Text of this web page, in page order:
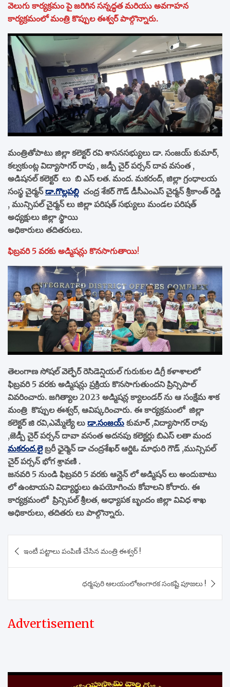
వెలుగు కార్యక్రమం పై జరిగిన సన్నద్ధత మరియు అవగాహన
కార్యక్రమంలో మంత్రి కొప్పుల ఈశ్వర్ పాల్గొన్నారు.
మంత్రితోపాటు జిల్లా కలెక్టర్ రవి శాసనసభ్యులు డా. సంజయ్ కుమార్,
కల్వకుంట్ల విద్యాసాగర్ రావు , జడ్పీ చైర్ పర్సన్ దావ వసంత ,
అడిషనల్ కలెక్టర్ లు బి ఎస్ లత. మంద. మకరంద్, జిల్లా గ్రంధాలయ
సంస్థ చైర్మన్డా.గొల్లపల్లి చంద్ర శేకర్ గౌడ్ డీసీఎంఎస్ చైర్మన్ శ్రీకాంత్ రెడ్డి
, మున్సిపల్ చైర్మన్ లు జిల్లా పరిషత్ సభ్యులు మండల పరిషత్
అధ్యక్షులు జిల్లా స్థాయి
అధికారులు తదితరులు.
ఫిబ్రవరి 5 వరకు అడ్మిషన్లు కొనసాగుతాయి!
తెలంగాణ సోషల్ వెల్ఫేర్ రెసిడెన్షియల్ గురుకుల డిగ్రీ కళాశాలలో
ఫిబ్రవరి 5 వరకు అడ్మిషన్లు ప్రక్రియ కొనసాగుతుందని ప్రిన్సిపాల్
వివరించారు. జగిత్యాల 2023 అడ్మిషన్ల క్యాలండర్ ను ఆ సంక్షేమ శాక
మంత్రి కొప్పుల ఈశ్వర్, ఆవిష్కరించారు. ఈ కార్యక్రమంలో జిల్లా
కలెక్టర్ జి రవి,ఎమ్మేల్యే లు డా.సంజయ్ కుమార్ ,విద్యాసాగర్ రావు
,జెడ్పీ చైర్ పర్సన్ దావా వసంత అదనపు కలెక్టర్లు బిఎస్ లతా మంద
మకరంద.లైబ్రరీ ఛైర్మెన్ డా చంద్రశేఖర్ ఆర్డిఓ మాధురి గౌడ్ ,మున్సిపల్
చైర్ పర్సన్ భోగ శ్రావణి .
జనవరి 5 నుండి ఫిబ్రవరి 5 వరకు ఆన్లైన్ లో అడ్మిషన్ లు అందుబాటు
లో ఉంటాయని విద్యార్థులు ఉపయోగించు కోవాలని కోరారు. ఈ
కార్యక్రమంలో ప్రిన్సిపల్ శ్రీలత, అధ్యాపక బృందం జిల్లా వివిధ శాఖ
అధికారులు, తదితరు లు పాల్గొన్నారు.
navigation
ఇంటీ పట్టాలు పంపిణీ చేసిన మంత్రి ఈశ్వర్ !
ధర్మపురి ఆలయంలోఅంగారక సంకష్టి పూజలు !
Advertisement